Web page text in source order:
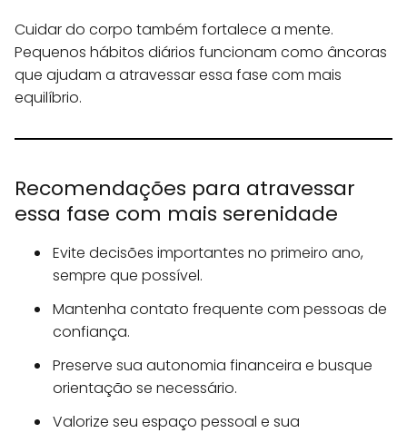
Cuidar do corpo também fortalece a mente.
Pequenos hábitos diários funcionam como âncoras
que ajudam a atravessar essa fase com mais
equilíbrio.
Recomendações para atravessar
essa fase com mais serenidade
Evite decisões importantes no primeiro ano,
sempre que possível.
Mantenha contato frequente com pessoas de
confiança.
Preserve sua autonomia financeira e busque
orientação se necessário.
Valorize seu espaço pessoal e sua